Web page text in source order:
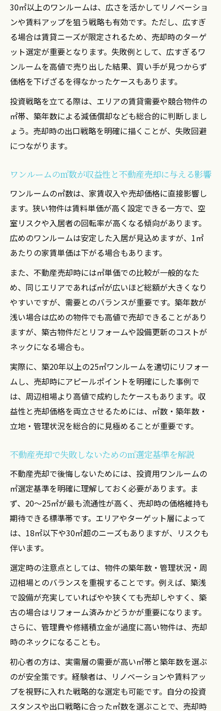
30㎡以上のワンルームは、広さを活かしてリノベーショ
ンや賃料アップを狙う戦略も有効です。ただし、広すぎ
る場合は賃貸ニーズが限定されるため、売却時のターゲ
ット選定が重要となります。失敗例として、広すぎるワ
ンルームを高値で売り出した結果、買い手が見つからず
価格を下げざるを得なかったケースもあります。
投資戦略を立てる際は、エリアの賃貸需要や競合物件の
㎡帯、築年数による減価償却なども総合的に判断しまし
ょう。売却時の出口戦略を明確に描くことが、失敗回避
につながります。
ワンルームの㎡数が収益性と不動産売却に与える影響
ワンルームの㎡数は、家賃収入や売却価格に直接影響し
ます。狭い物件は賃料単価が高く設定できる一方で、空
室リスクや入居者の回転率が高くなる傾向があります。
広めのワンルームは安定した入居が見込めますが、1㎡
あたりの家賃単価は下がる場合もあります。
また、不動産売却時には㎡単価での比較が一般的なた
め、同じエリアであれば㎡が広いほど総額が大きくなり
やすいですが、需要とのバランスが重要です。築年数が
浅い場合は広めの物件でも高値で売却できることがあり
ますが、築古物件だとリフォームや設備更新のコストが
ネックになる場合も。
実際に、築20年以上の25㎡ワンルームを適切にリフォー
ムし、売却時にアピールポイントを明確にした事例で
は、周辺相場より高値で成約したケースもあります。収
益性と売却価格を両立させるためには、㎡数・築年数・
立地・管理状況を総合的に見極めることが重要です。
不動産売却で失敗しないための㎡選定基準を解説
不動産売却で後悔しないためには、投資用ワンルームの
㎡選定基準を明確に理解しておく必要があります。ま
ず、20〜25㎡が最も流通性が高く、売却時の価格維持も
期待できる標準帯です。エリアやターゲット層によって
は、18㎡以下や30㎡超のニーズもありますが、リスクも
伴います。
選定時の注意点としては、物件の築年数・管理状況・周
辺相場とのバランスを重視することです。例えば、築浅
で設備が充実していればやや狭くても売却しやすく、築
古の場合はリフォーム済みかどうかが重要になります。
さらに、管理費や修繕積立金が過度に高い物件は、売却
時のネックになることも。
初心者の方は、実需層の需要が高い㎡帯と築年数を選ぶ
のが安全策です。経験者は、リノベーションや賃料アッ
プを視野に入れた戦略的な選定も可能です。自分の投資
スタンスや出口戦略に合った㎡数を選ぶことで、売却時